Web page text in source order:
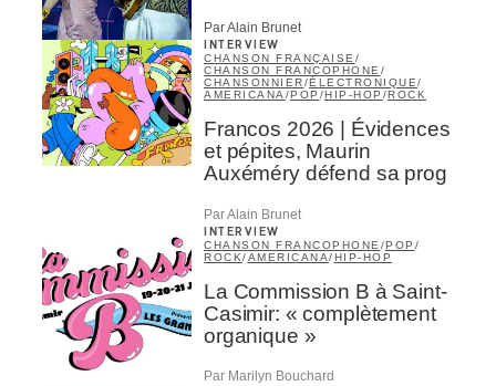
Par Alain Brunet
INTERVIEW
CHANSON FRANÇAISE /
CHANSON FRANCOPHONE /
CHANSONNIER/ÉLECTRONIQUE/
AMERICANA /POP /HIP-HOP /ROCK
Francos 2026 | Évidences
et pépites, Maurin
Auxéméry défend sa prog
Par Alain Brunet
INTERVIEW
CHANSON FRANCOPHONE /POP /
ROCK/AMERICANA/HIP-HOP
La Commission B à Saint-
Casimir: « complètement
organique »
Par Marilyn Bouchard